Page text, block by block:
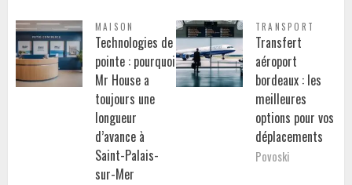
MAISON
Technologies de
pointe : pourquoi
Mr House a
toujours une
longueur
d’avance à
Saint-Palais-
sur-Mer
TRANSPORT
Transfert
aéroport
bordeaux : les
meilleures
options pour vos
déplacements
Povoski